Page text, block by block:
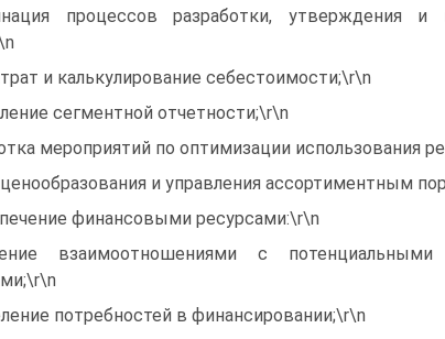
процессов разработки, утверждения
и калькулирование себестоимости;\r\n
сегментной отчетности;\r\n
мероприятий по оптимизации использования
ценообразования и управления ассортиментным
финансовыми ресурсами:\r\n
взаимоотношениями с
потребностей в финансировании;\r\n